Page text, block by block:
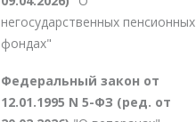
негосударственных пенсионных
фондах"
Федеральный закон от
12.01.1995 N 5-ФЗ (ред. от